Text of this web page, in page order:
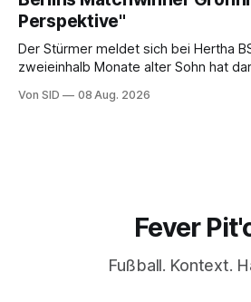
Perspektive"
Der Stürmer meldet sich bei Hertha
zweieinhalb Monate alter Sohn hat
Von SID 08 Aug. 2026
Fever
Fußball. Kontext.